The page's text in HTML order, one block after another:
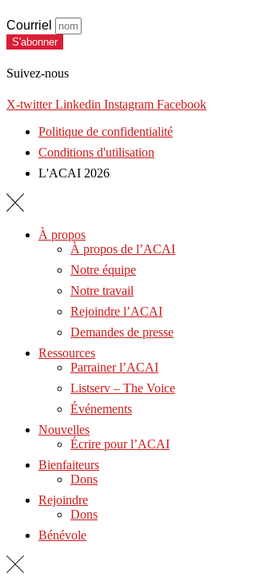
Courriel
S'abonner
Suivez-nous
X-twitter Linkedin Instagram Facebook
Politique de confidentialité
Conditions d'utilisation
L'ACAI 2026
À propos
À propos de l’ACAI
Notre équipe
Notre travail
Rejoindre l’ACAI
Demandes de presse
Ressources
Parrainer l’ACAI
Listserv – The Voice
Événements
Nouvelles
Écrire pour l’ACAI
Bienfaiteurs
Dons
Rejoindre
Dons
Bénévole